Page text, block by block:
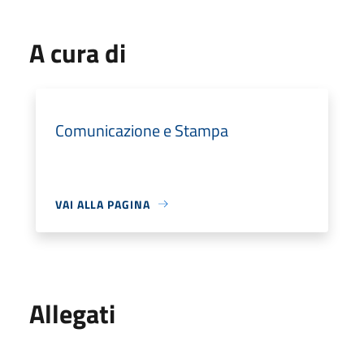
A cura di
Comunicazione e Stampa
VAI ALLA PAGINA
Allegati